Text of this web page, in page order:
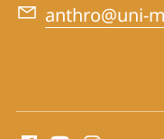
anthro@uni-